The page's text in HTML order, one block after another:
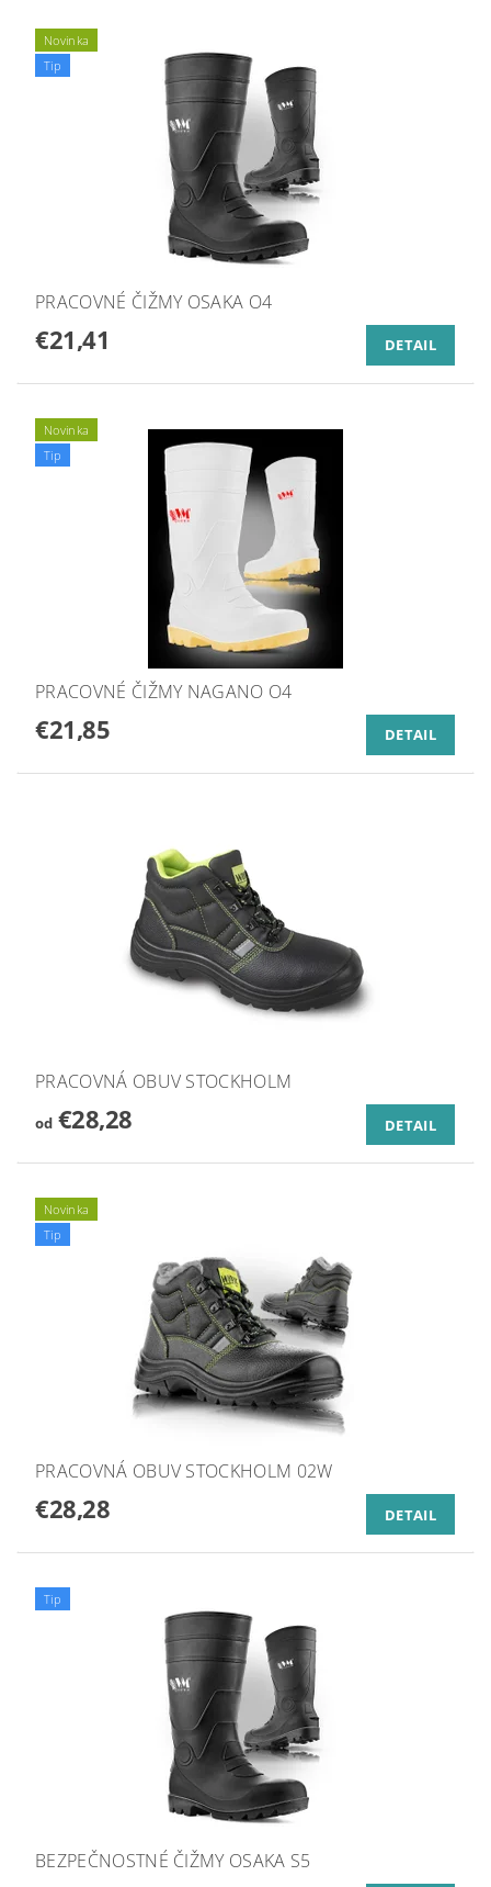
Novinka
Tip
PRACOVNÉ ČIŽMY OSAKA O4
€21,41 DETAIL
Novinka
Tip
PRACOVNÉ ČIŽMY NAGANO O4
€21,85 DETAIL
PRACOVNÁ OBUV STOCKHOLM
od€28,28 DETAIL
Novinka
Tip
PRACOVNÁ OBUV STOCKHOLM 02W
€28,28 DETAIL
Tip
BEZPEČNOSTNÉ ČIŽMY OSAKA S5